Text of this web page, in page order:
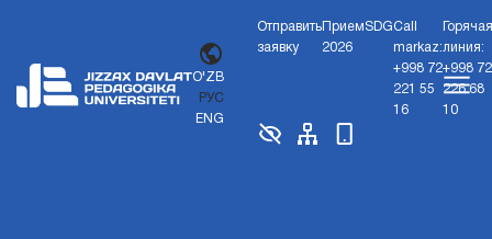
O'ZB
РУС
ENG
Отправить
заявку
Прием
2026
SDGCall
markaz:
+998 72
221 55
16
Горячая
линия:
+998 72
226 68
10